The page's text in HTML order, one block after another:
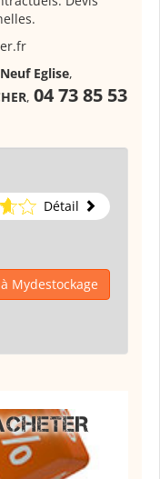
Eglise,
, 04 73 85 53
Détail
Mydestockage